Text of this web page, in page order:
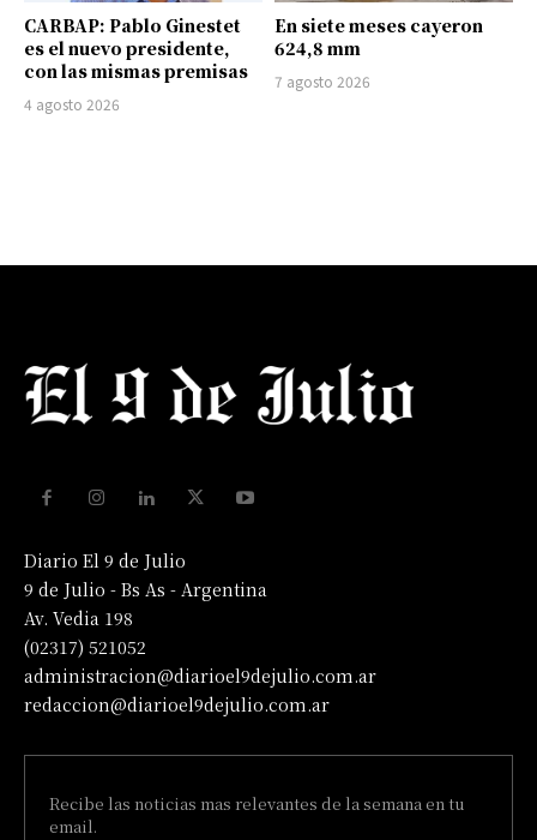
CARBAP: Pablo Ginestet
es el nuevo presidente,
con las mismas premisas
4 agosto 2026
En siete meses cayeron
624,8 mm
7 agosto 2026
Diario El 9 de Julio
9 de Julio - Bs As - Argentina
Av. Vedia 198
(02317) 521052
administracion@diarioel9dejulio.com.ar
redaccion@diarioel9dejulio.com.ar
Recibe las noticias mas relevantes de la semana en tu
email.